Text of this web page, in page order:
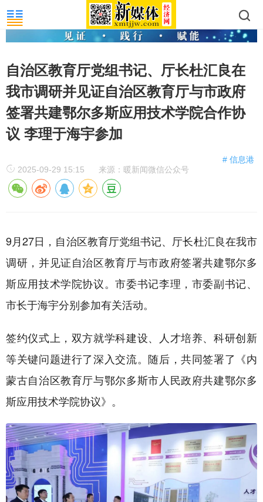
自治区教育厅党组书记、厅长杜汇良在
我市调研并见证自治区教育厅与市政府
签署共建鄂尔多斯应用技术学院合作协
议 李理于海宇参加
# 信息港
2025-09-29 15:15
来源：暖新闻微信公众号
9月27日，自治区教育厅党组书记、厅长杜汇良在我市
调研，并见证自治区教育厅与市政府签署共建鄂尔多
斯应用技术学院协议。市委书记李理，市委副书记、
市长于海宇分别参加有关活动。
签约仪式上，双方就学科建设、人才培养、科研创新
等关键问题进行了深入交流。随后，共同签署了《内
蒙古自治区教育厅与鄂尔多斯市人民政府共建鄂尔多
斯应用技术学院协议》。